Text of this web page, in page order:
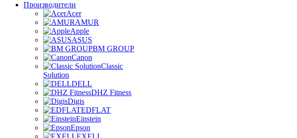
Производители
Acer
AMUR
Apple
ASUS
BM GROUP
Canon
Classic
Solution
DELL
DHZ Fitness
Digis
EDFLAT
Einstein
Epson
EXELL